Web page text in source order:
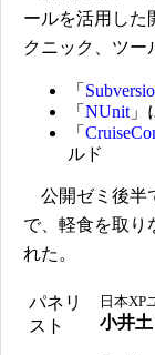
ールを活用した
クニック、ツー
「
「 NUnit
「
ルド
公開ゼミ後半
で、軽食を取り
れた。
パネリ
スト
日本XP
小井